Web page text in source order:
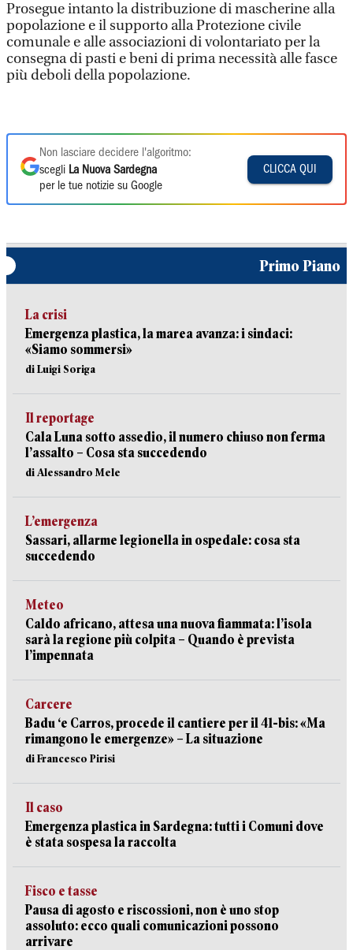
Prosegue intanto la distribuzione di mascherine alla
popolazione e il supporto alla Protezione civile
comunale e alle associazioni di volontariato per la
consegna di pasti e beni di prima necessità alle fasce
più deboli della popolazione.
Non lasciare decidere l'algoritmo:
scegli La Nuova Sardegna
per le tue notizie su Google
CLICCA QUI
Primo Piano
La crisi
Emergenza plastica, la marea avanza: i sindaci:
«Siamo sommersi»
di Luigi Soriga
Il reportage
Cala Luna sotto assedio, il numero chiuso non ferma
l’assalto – Cosa sta succedendo
di Alessandro Mele
L’emergenza
Sassari, allarme legionella in ospedale: cosa sta
succedendo
Meteo
Caldo africano, attesa una nuova fiammata: l’isola
sarà la regione più colpita – Quando è prevista
l’impennata
Carcere
Badu ‘e Carros, procede il cantiere per il 41-bis: «Ma
rimangono le emergenze» – La situazione
di Francesco Pirisi
Il caso
Emergenza plastica in Sardegna: tutti i Comuni dove
è stata sospesa la raccolta
Fisco e tasse
Pausa di agosto e riscossioni, non è uno stop
assoluto: ecco quali comunicazioni possono
arrivare